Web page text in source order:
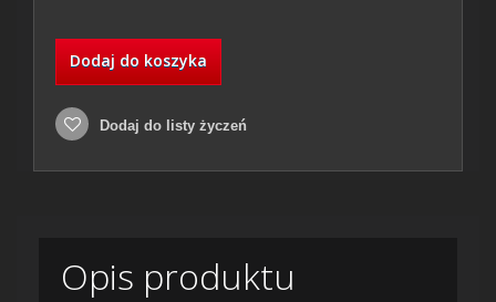
Dodaj do koszyka
Dodaj do listy życzeń
Opis produktu